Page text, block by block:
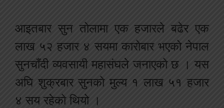
आइतबार सुन तोलामा एक हजारले बढेर एक
लाख ५२ हजार ४ सयमा कारोबार भएको नेपाल
सुनचाँदी व्यवसायी महासंघले जनाएको छ । यस
अघि शुक्रबार सुनको मुल्य १ लाख ५१ हजार
४ सय रहेको थियो ।